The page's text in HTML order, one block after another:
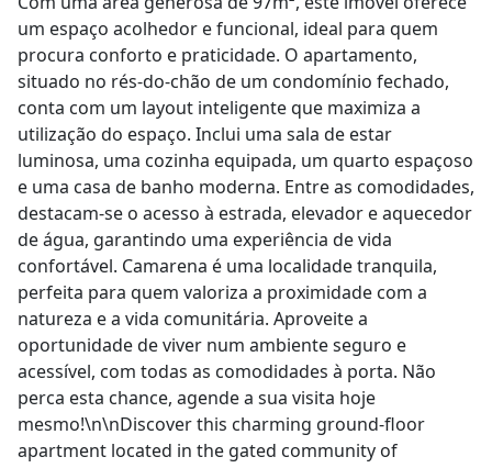
um espaço acolhedor e funcional, ideal para quem
procura conforto e praticidade. O apartamento,
situado no rés-do-chão de um condomínio fechado,
conta com um layout inteligente que maximiza a
utilização do espaço. Inclui uma sala de estar
luminosa, uma cozinha equipada, um quarto espaçoso
e uma casa de banho moderna. Entre as comodidades,
destacam-se o acesso à estrada, elevador e aquecedor
de água, garantindo uma experiência de vida
confortável. Camarena é uma localidade tranquila,
perfeita para quem valoriza a proximidade com a
natureza e a vida comunitária. Aproveite a
oportunidade de viver num ambiente seguro e
acessível, com todas as comodidades à porta. Não
perca esta chance, agende a sua visita hoje
mesmo!\n\nDiscover this charming ground-floor
apartment located in the gated community of